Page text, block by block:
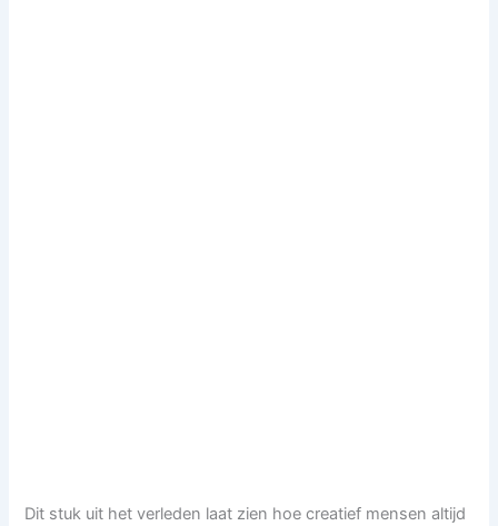
Dit stuk uit het verleden laat zien hoe creatief mensen altijd